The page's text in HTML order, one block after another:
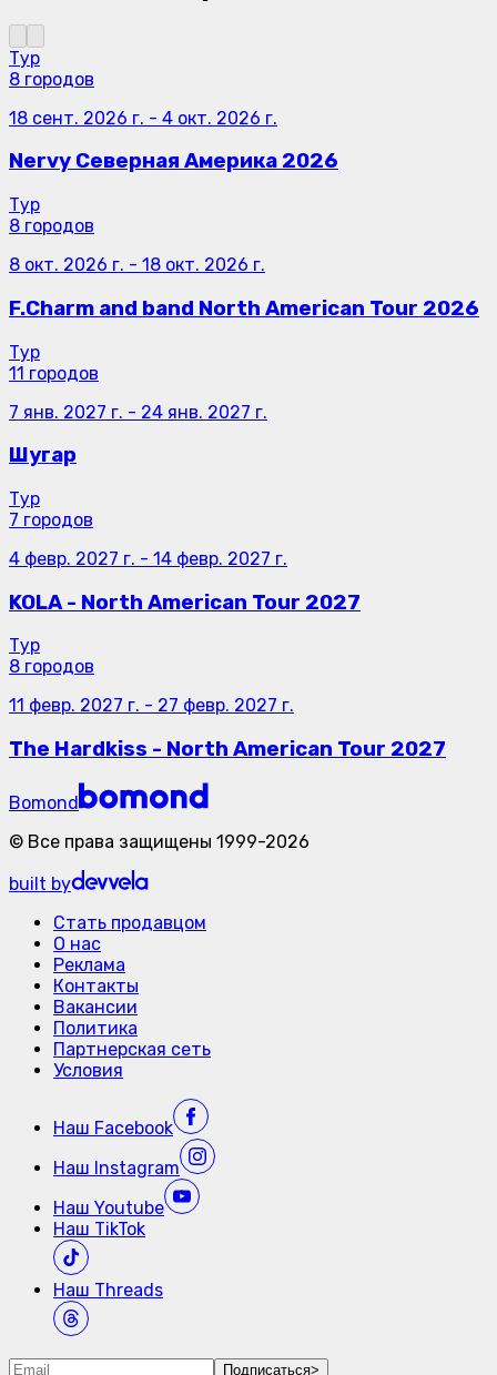
Тур
8 городов
18 сент. 2026 г. - 4 окт. 2026 г.
Nervy Северная Америка 2026
Тур
8 городов
8 окт. 2026 г. - 18 окт. 2026 г.
F.Charm and band North American Tour 2026
Тур
11 городов
7 янв. 2027 г. - 24 янв. 2027 г.
Шугар
Тур
7 городов
4 февр. 2027 г. - 14 февр. 2027 г.
KOLA - North American Tour 2027
Тур
8 городов
11 февр. 2027 г. - 27 февр. 2027 г.
The Hardkiss - North American Tour 2027
Bomond
© Все права защищены 1999-2026
built by
Стать продавцом
О нас
Реклама
Контакты
Вакансии
Политика
Партнерская сеть
Условия
Наш Facebook
Наш Instagram
Наш Youtube
Наш TikTok
Наш Threads
Подписаться>